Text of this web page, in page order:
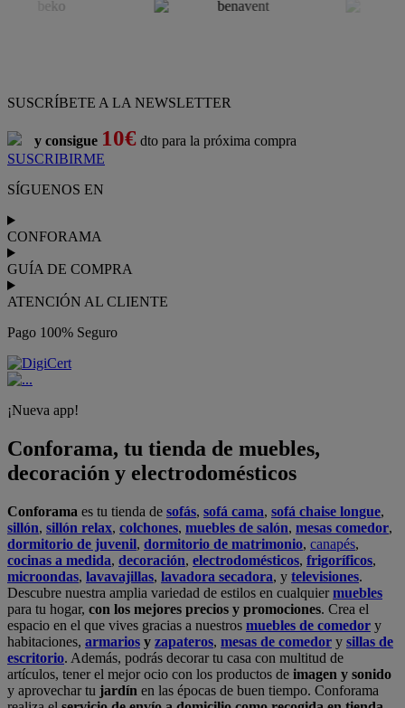
SUSCRÍBETE A LA NEWSLETTER
y consigue 10€ dto para la próxima compra
SUSCRIBIRME
SÍGUENOS EN
CONFORAMA
GUÍA DE COMPRA
ATENCIÓN AL CLIENTE
Pago 100% Seguro
¡Nueva app!
Conforama, tu tienda de muebles,
decoración y electrodomésticos
Conforama es tu tienda de sofás, sofá cama, sofá chaise longue,
sillón, sillón relax, colchones, muebles de salón, mesas comedor,
dormitorio de juvenil, dormitorio de matrimonio, canapés,
cocinas a medida, decoración, electrodomésticos, frigoríficos,
microondas, lavavajillas, lavadora secadora, y televisiones.
Descubre nuestra amplia variedad de estilos en cualquiermuebles
para tu hogar, con los mejores precios y promociones. Crea el
espacio en el que vives gracias a nuestros muebles de comedor y
habitaciones, armarios y zapateros, mesas de comedor y sillas de
escritorio. Además, podrás decorar tu casa con multitud de
artículos, tener el mejor ocio con los productos de imagen y sonido
y aprovechar tu jardín en las épocas de buen tiempo. Conforama